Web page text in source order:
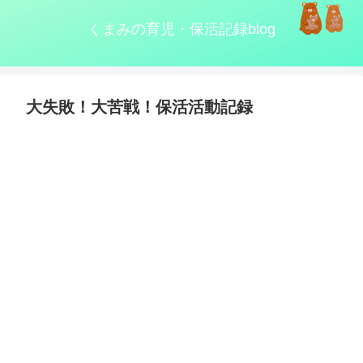
くまみの育児・保活記録blog
大失敗！大苦戦！保活活動記録